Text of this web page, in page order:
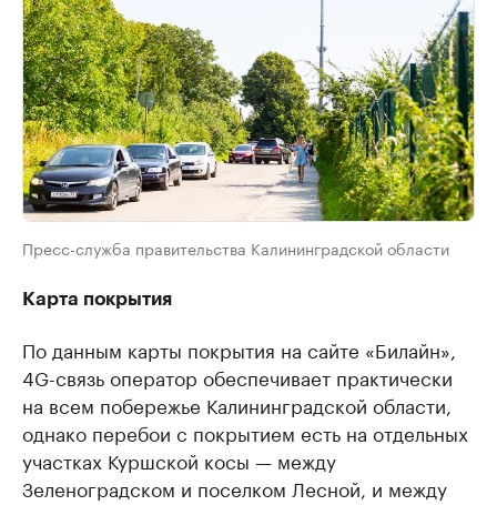
Пресс-служба правительства Калининградской области
Карта покрытия
По данным карты покрытия на сайте «Билайн»,
4G-связь оператор обеспечивает практически
на всем побережье Калининградской области,
однако перебои с покрытием есть на отдельных
участках Куршской косы — между
Зеленоградском и поселком Лесной, и между